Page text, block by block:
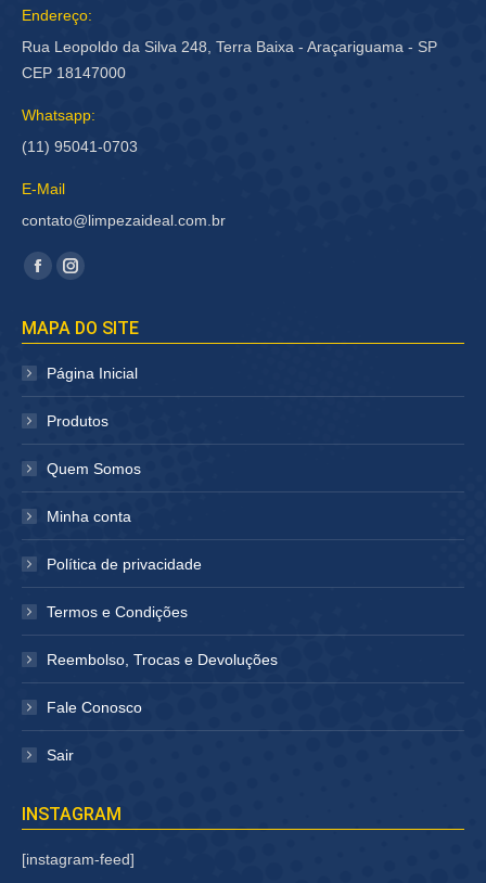
Endereço:
Rua Leopoldo da Silva 248, Terra Baixa - Araçariguama - SP
CEP 18147000
Whatsapp:
(11) 95041-0703
E-Mail
contato@limpezaideal.com.br
Encontre-nos em:
Facebook
abre
em
janela
Instagram
abre
janela
MAPA DO SITE
Página Inicial
Produtos
Quem Somos
Minha conta
Política de privacidade
Termos e Condições
Reembolso, Trocas e Devoluções
Fale Conosco
Sair
INSTAGRAM
[instagram-feed]